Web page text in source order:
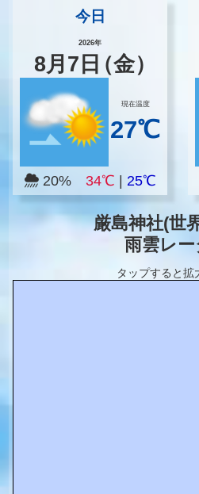
今日
2026年
8月 7 日（金）
現在温度
27℃
20% 34℃ 25℃
厳島神社(世
雨雲レー
タップすると拡